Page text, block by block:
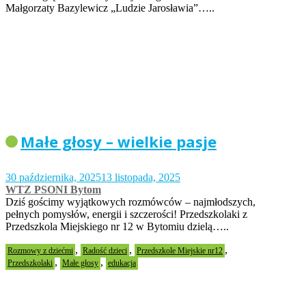
Małgorzaty Bazylewicz „Ludzie Jarosławia”…..
Małe głosy – wielkie pasje
30 października, 202513 listopada, 2025
WTZ PSONI Bytom
Dziś gościmy wyjątkowych rozmówców – najmłodszych,
pełnych pomysłów, energii i szczerości! Przedszkolaki z
Przedszkola Miejskiego nr 12 w Bytomiu dzielą…..
Rozmowy z dziećmi , Radość dzieci , Przedszkole Miejskie nr12 ,
Przedszkolaki , Małe głosy , edukacja